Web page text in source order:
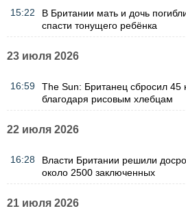
15:22
В Британии мать и дочь
спасти тонущего ребёнка
23 июля 2026
16:59
The Sun: Британец сбросил 45
благодаря рисовым хлебцам
22 июля 2026
16:28
Власти Британии решили
около 2500 заключенных
21 июля 2026